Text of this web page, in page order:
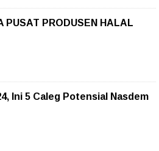
PUSAT PRODUSEN HALAL
Ini 5 Caleg Potensial Nasdem